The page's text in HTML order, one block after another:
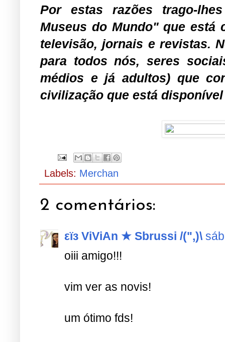
Por estas razões trago-
Museus do Mundo" que está
televisão, jornais e revistas.
para todos nós, seres
médios e já adultos) que
civilização que está
Labels: Merchan
2 comentários:
εїз ViViAn ★ Sbrussi /(",)\
oiii amigo!!!
vim ver as novis!
um ótimo fds!